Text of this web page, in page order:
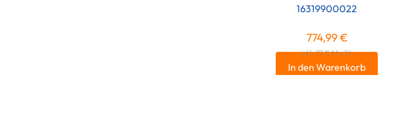
16319900022
774,99€
inkl. 19 % MwSt.
In den Warenkorb